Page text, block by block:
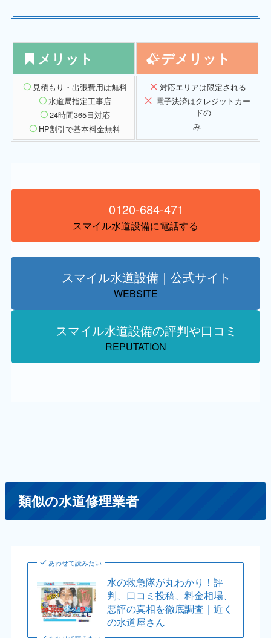
メリット デメリット
見積もり・出張費用は無料
水道局指定工事店
24時間365日対応
HP割引で基本料金無料
対応エリアは限定される
電子決済はクレジットカー
ドの
み
0120-684-471
スマイル水道設備に電話する
スマイル水道設備｜公式サイト
WEBSITE
スマイル水道設備の評判や口コミ
REPUTATION
類似の水道修理業者
あわせて読みたい
水の救急隊が丸わかり！評
判、口コミ投稿、料金相場、
悪評の真相を徹底調査｜近く
の水道屋さん